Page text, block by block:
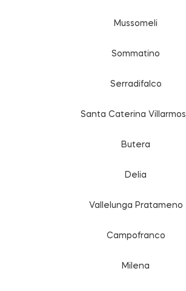
Mussomeli
Sommatino
Serradifalco
Santa Caterina
Butera
Delia
Vallelunga Pratameno
Campofranco
Milena